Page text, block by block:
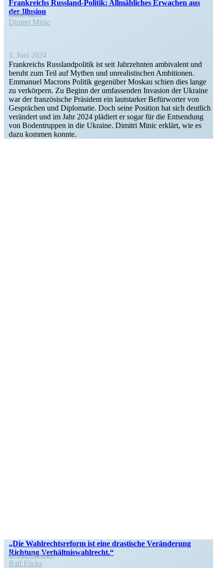
Frank­reichs Russ­land-Politik: All­mäh­li­ches Erwa­chen aus
der Illusion
Analyse
Dimitri Minic
3. Juni 2024
Frank­reichs Russland­po­litik ist seit Jahrzehnten ambivalent und
beruht zum Teil auf Mythen und unrea­lis­ti­schen Ambitionen.
Emmanuel Macrons Politik gegenüber Moskau schien dies lange
zu verkörpern. Zu Beginn der umfas­senden Invasion der Ukraine
war der franzö­sische Präsident ein lautstarker Befür­worter von
Gesprächen und Diplo­matie. Doch seine Position hat sich deutlich
verändert und im Jahr 2024 plädiert er sogar für die Entsendung
von Boden­truppen in die Ukraine. Dimitri Minic erklärt, wie es
dazu kommen konnte.
„Die Wahlrechts­reform ist eine drastische Verän­derung
Richtung Verhältniswahlrecht.“
In den Medien
Ralf Fücks